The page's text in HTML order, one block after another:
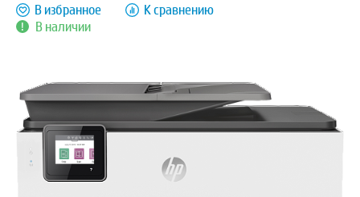
В наличии
В избранное К сравнению